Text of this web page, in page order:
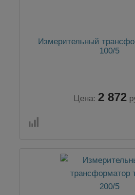
Измерительный
100/5
Цена: 2 872